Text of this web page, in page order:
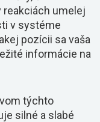
umelej
v systéme
pozícii sa vaša
informácie na
týchto
silné a slabé